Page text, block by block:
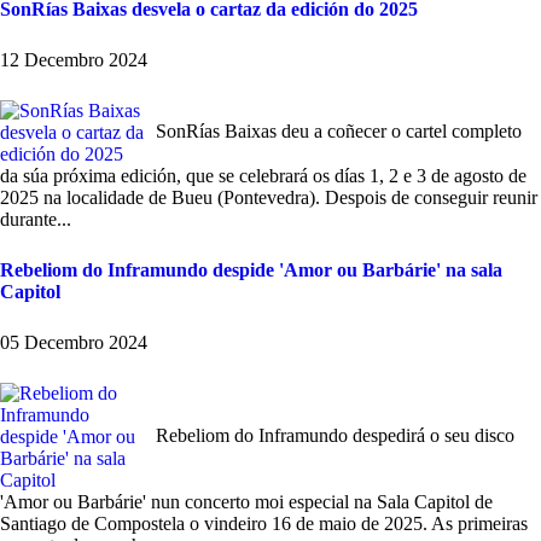
SonRías Baixas desvela o cartaz da edición do 2025
12 Decembro 2024
SonRías Baixas deu a coñecer o cartel completo
da súa próxima edición, que se celebrará os días 1, 2 e 3 de agosto de
2025 na localidade de Bueu (Pontevedra). Despois de conseguir reunir
durante...
Rebeliom do Inframundo despide 'Amor ou Barbárie' na sala
Capitol
05 Decembro 2024
Rebeliom do Inframundo despedirá o seu disco
'Amor ou Barbárie' nun concerto moi especial na Sala Capitol de
Santiago de Compostela o vindeiro 16 de maio de 2025. As primeiras